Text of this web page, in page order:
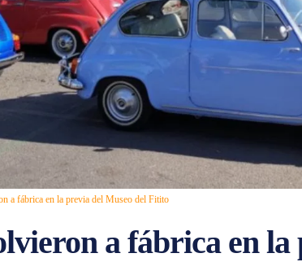
a fábrica en la previa del Museo del Fitito
a fábrica en la